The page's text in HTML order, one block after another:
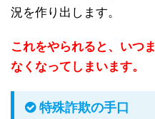
況を作り出します。
これをやられると、いつ
なくなってしまいます。
特殊詐欺の手口